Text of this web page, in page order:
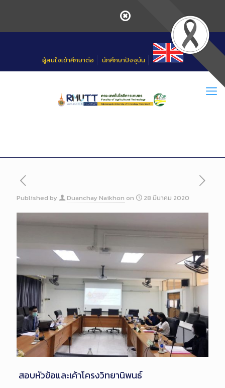
ผู้สนใจเข้าศึกษาต่อ นักศึกษาปัจจุบัน
Published by Duanchay Naikhon on 28 มีนาคม 2020
สอบหัวข้อและเค้าโครงวิทยานิพนธ์